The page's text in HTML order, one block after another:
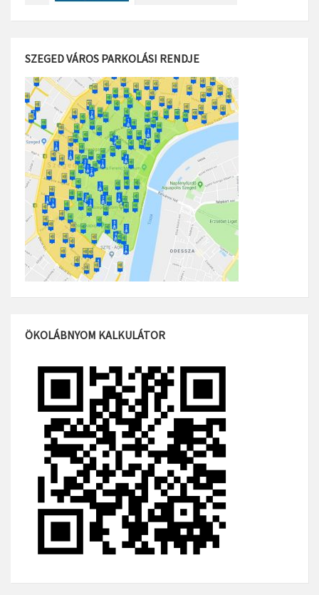
SZEGED VÁROS PARKOLÁSI RENDJE
ÖKOLÁBNYOM KALKULÁTOR